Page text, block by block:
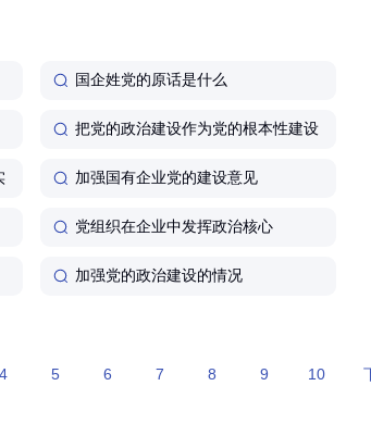
国企姓党的原话是什么
把党的政治建设作为党的根本性建设
加强国有企业党的建设意见
党组织在企业中发挥政治核心
加强党的政治建设的情况
4 5 6 7 8 9 10